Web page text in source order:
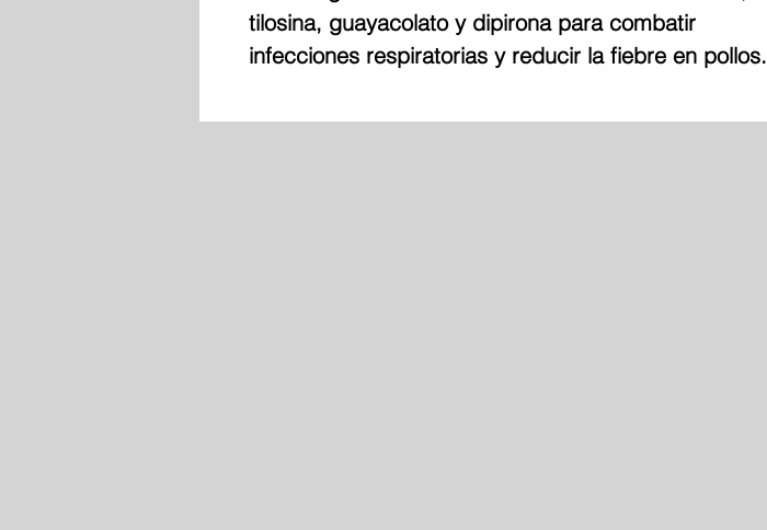
tilosina, guayacolato y dipirona para combatir
infecciones respiratorias y reducir la fiebre en pollos.